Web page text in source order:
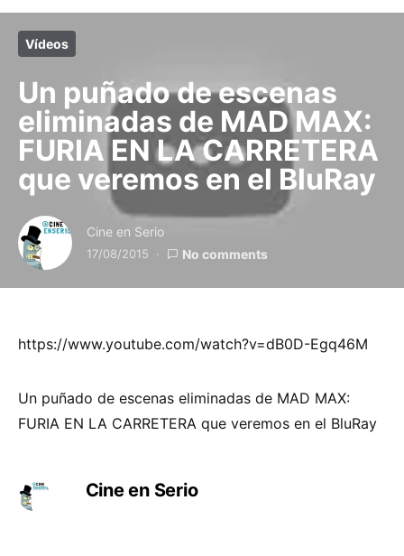
Vídeos
Un puñado de escenas
eliminadas de MAD MAX:
FURIA EN LA CARRETERA
que veremos en el BluRay
Cine en Serio
17/08/2015 No comments
https://www.youtube.com/watch?v=dB0D-Egq46M
Un puñado de escenas eliminadas de MAD MAX:
FURIA EN LA CARRETERA que veremos en el BluRay
Cine en Serio